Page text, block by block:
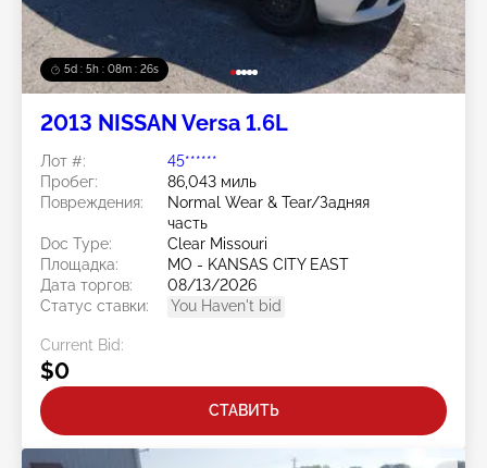
5d : 5h : 08m : 24s
2013 NISSAN Versa 1.6L
Лот #:
45******
Пробег:
86,043 миль
Повреждения:
Normal Wear & Tear/Задняя
часть
Doc Type:
Clear Missouri
Площадка:
MO - KANSAS CITY EAST
Дата торгов:
08/13/2026
Статус ставки:
You Haven't bid
Current Bid:
$0
СТАВИТЬ